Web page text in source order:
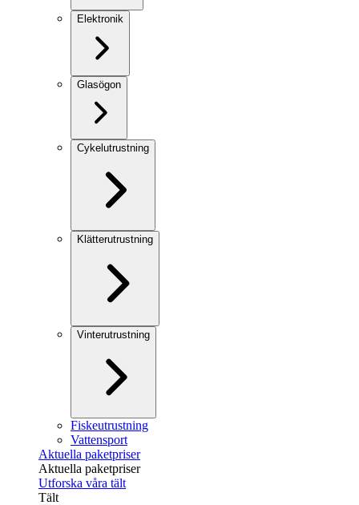
Elektronik
Glasögon
Cykelutrustning
Klätterutrustning
Vinterutrustning
Fiskeutrustning
Vattensport
Aktuella paketpriser
Aktuella paketpriser
Utforska våra tält
Tält